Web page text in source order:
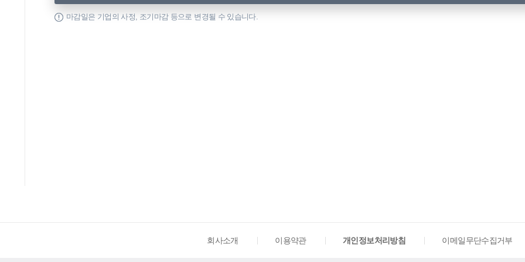
마감일은 기업의 사정, 조기마감 등으로 변경될 수 있습니다.
회사소개 이용약관 개인정보처리방침 이메일무단수집거부